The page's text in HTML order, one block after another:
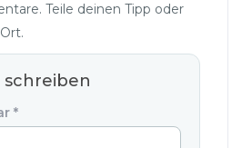
Teile deinen Tipp oder
*